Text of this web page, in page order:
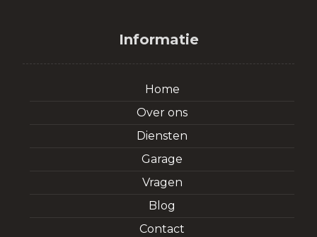
Informatie
Home
Over ons
Diensten
Garage
Vragen
Blog
Contact